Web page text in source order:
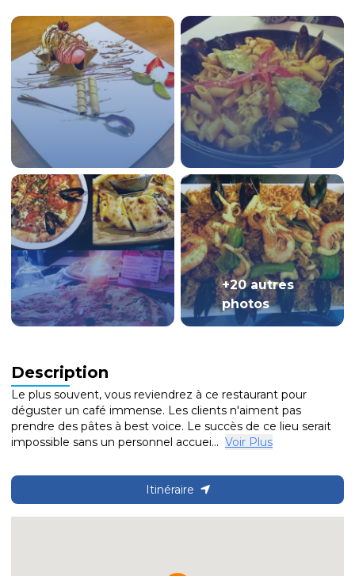
+20 autres
photos
Description
Le plus souvent, vous reviendrez à ce restaurant pour
déguster un café immense. Les clients n'aiment pas
prendre des pâtes à best voice. Le succès de ce lieu serait
impossible sans un personnel accuei... Voir Plus
Itinéraire